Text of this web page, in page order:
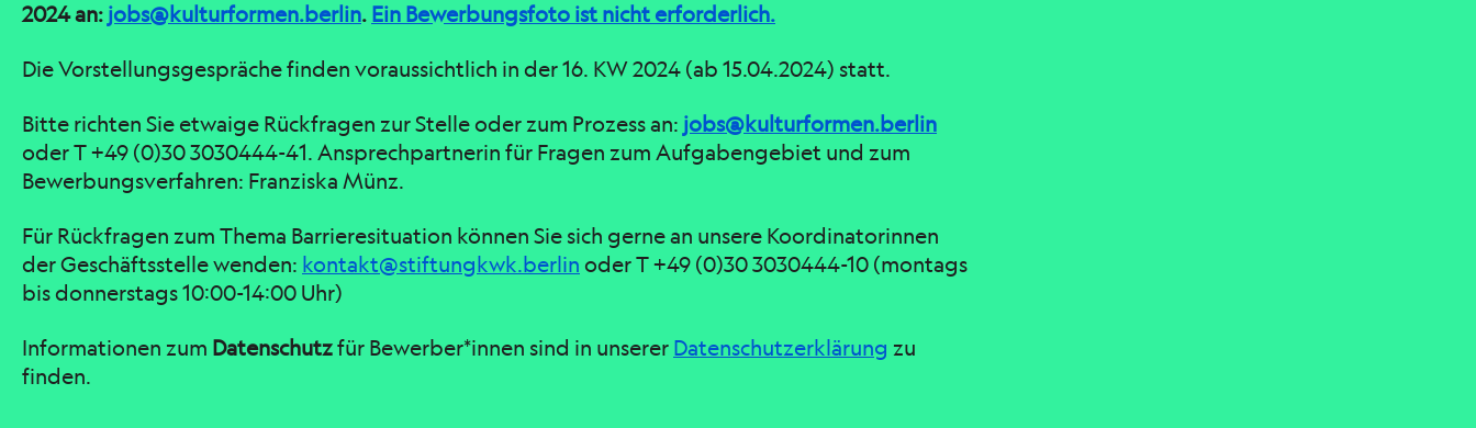
2024 an: jobs@kulturformen.berlin. Ein Bewerbungsfoto ist nicht erforderlich.
Die Vorstellungsgespräche finden voraussichtlich in der 16. KW 2024 (ab 15.04.2024) statt.
Bitte richten Sie etwaige Rückfragen zur Stelle oder zum Prozess an: jobs@kulturformen.berlin
oder T +49 (0)30 3030444-41. Ansprechpartnerin für Fragen zum Aufgabengebiet und zum
Bewerbungsverfahren: Franziska Münz.
Für Rückfragen zum Thema Barrieresituation können Sie sich gerne an unsere Koordinatorinnen
der Geschäftsstelle wenden: kontakt@stiftungkwk.berlin oder T +49 (0)30 3030444-10 (montags
bis donnerstags 10:00-14:00 Uhr)
Informationen zum Datenschutzfür Bewerber*innen sind in unserer Datenschutzerklärung zu
finden.